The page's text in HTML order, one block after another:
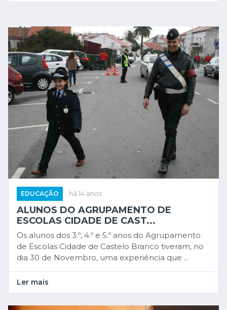
EDUCAÇÃO há 14 anos
ALUNOS DO AGRUPAMENTO DE
ESCOLAS CIDADE DE CAST...
Os alunos dos 3.º, 4.º e 5.º anos do Agrupamento
de Escolas Cidade de Castelo Branco tiveram, no
dia 30 de Novembro, uma experiência que ...
Ler mais